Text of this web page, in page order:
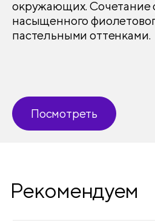
окружающих. Сочетание
насыщенного
пастельными оттенками.
Посмотреть
Рекомендуем